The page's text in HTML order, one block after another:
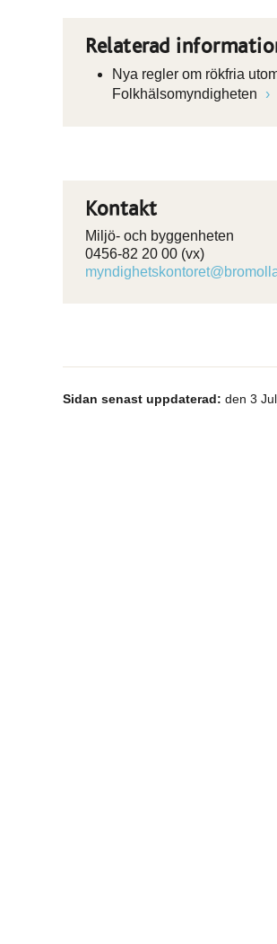
Relaterad
Nya regler om rökfria
Folkhälsomyndigheten
Kontakt
Miljö- och byggenheten
0456-82 20 00 (vx)
Sidan senast uppdaterad: den 3